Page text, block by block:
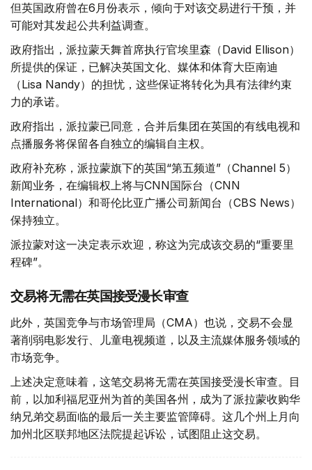
但英国政府曾在6月份表示，倾向于对该交易进行干预，并
可能对其发起公共利益调查。
政府指出，派拉蒙天舞首席执行官埃里森（David Ellison）
所提供的保证，已解决英国文化、媒体和体育大臣南迪
（Lisa Nandy）的担忧，这些保证将转化为具有法律约束
力的承诺。
政府指出，派拉蒙已同意，合并后集团在英国的有线电视和
点播服务将保留各自独立的编辑自主权。
政府补充称，派拉蒙旗下的英国“第五频道”（Channel 5）
新闻业务，在编辑权上将与CNN国际台（CNN
International）和哥伦比亚广播公司新闻台（CBS News）
保持独立。
派拉蒙对这一决定表示欢迎，称这为完成该交易的“重要里
程碑”。
交易将无需在英国接受漫长审查
此外，英国竞争与市场管理局（CMA）也说，交易不会显
著削弱电影发行、儿童电视频道，以及主流媒体服务领域的
市场竞争。
上述决定意味着，这笔交易将无需在英国接受漫长审查。目
前，以加利福尼亚州为首的美国各州，成为了派拉蒙收购华
纳兄弟交易面临的最后一关主要监管障碍。这几个州上月向
加州北区联邦地区法院提起诉讼，试图阻止这交易。